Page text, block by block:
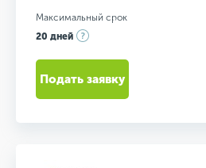
Максимальный срок
20 дней
Подать заявку